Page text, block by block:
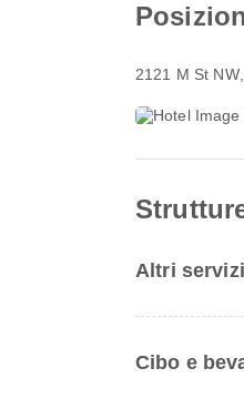
2121 M St NW
Altri servizi
Cibo e